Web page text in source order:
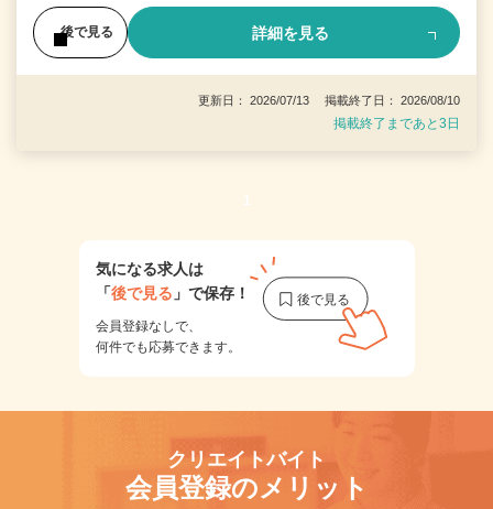
後で見る 詳細を見る
更新日： 2026/07/13 掲載終了日： 2026/08/10
掲載終了まであと3日
1
気になる求人は
「後で見る 」で保存！
会員登録なしで、
何件でも応募できます。
クリエイトバイト
会員登録のメリット